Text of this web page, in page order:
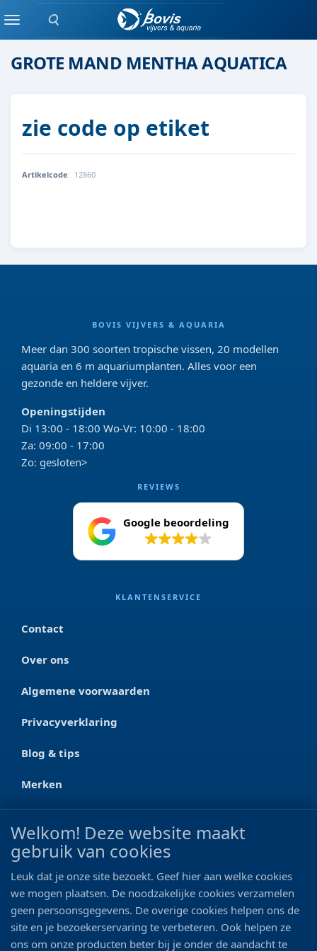
Zoeken
Menumoeras/waterplanten
GROTE MAND MENTHA AQUATICA
zie code op etiket
Artikelcode: 12860
BOVIS VIJVERS & AQUARIA
Meer dan 300 soorten tropische vissen, 20 modellen
aquaria en 6 m aquariumplanten. Alles voor een
gezonde en heldere vijver.
Openingstijden
Di 13:00 - 18:00 Wo-Vr: 10:00 - 18:00
Za: 09:00 - 17:00
Zo: gesloten>
REVIEWS
Google beoordeling
KLANTENSERVICE
Contact
Over ons
Algemene voorwaarden
Privacyverklaring
Blog & tips
Merken
CONTACT
Ootmarsumseweg 125a
0546 - 622 990
06 - 11 19 81 42
Welkom! Deze website maakt
gebruik van cookies
Leuk dat je onze site bezoekt. Geef hier aan welke cookies
we mogen plaatsen. De noodzakelijke cookies verzamelen
geen persoonsgegevens. De overige cookies helpen ons de
site en je bezoekerservaring te verbeteren. Ook helpen ze
ons om onze producten beter bij je onder de aandacht te